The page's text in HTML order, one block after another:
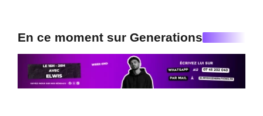
En ce moment sur Generations